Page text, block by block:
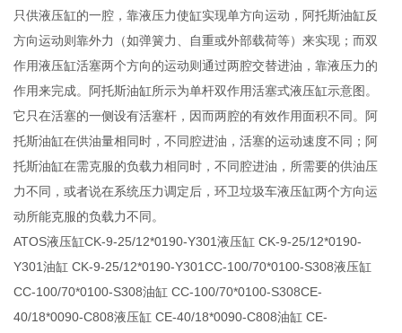
只供液压缸的一腔，靠液压力使缸实现单方向运动，阿托斯油缸反
方向运动则靠外力（如弹簧力、自重或外部载荷等）来实现；而双
作用液压缸活塞两个方向的运动则通过两腔交替进油，靠液压力的
作用来完成。阿托斯油缸所示为单杆双作用活塞式液压缸示意图。
它只在活塞的一侧设有活塞杆，因而两腔的有效作用面积不同。阿
托斯油缸在供油量相同时，不同腔进油，活塞的运动速度不同；阿
托斯油缸在需克服的负载力相同时，不同腔进油，所需要的供油压
力不同，或者说在系统压力调定后，环卫垃圾车液压缸两个方向运
动所能克服的负载力不同。
ATOS液压缸CK-9-25/12*0190-Y301液压缸 CK-9-25/12*0190-
Y301油缸 CK-9-25/12*0190-Y301CC-100/70*0100-S308液压缸
CC-100/70*0100-S308油缸 CC-100/70*0100-S308CE-
40/18*0090-C808液压缸 CE-40/18*0090-C808油缸 CE-